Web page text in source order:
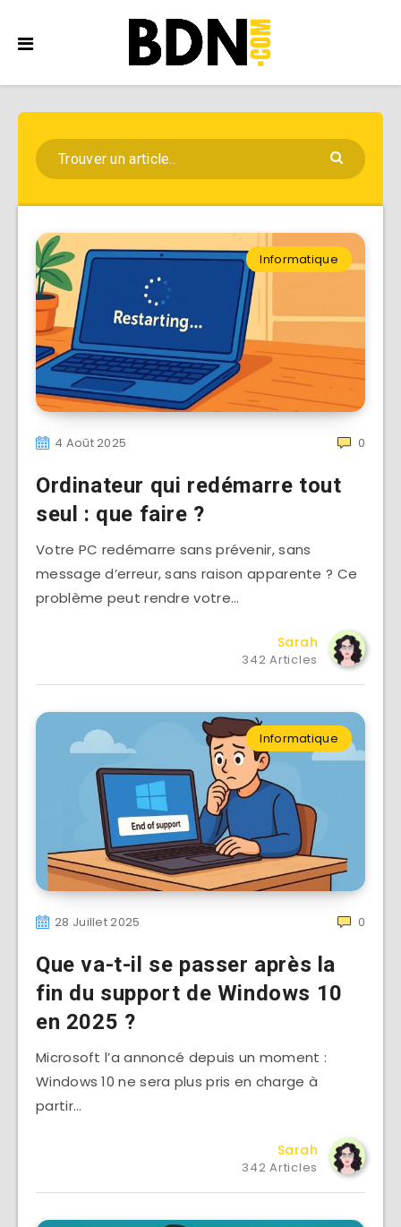
Informatique
4 Août 2025 0
Ordinateur qui redémarre tout
seul : que faire ?
Votre PC redémarre sans prévenir, sans
message d’erreur, sans raison apparente ? Ce
problème peut rendre votre…
Sarah
342 Articles
Informatique
28 Juillet 2025 0
Que va-t-il se passer après la
fin du support de Windows 10
en 2025 ?
Microsoft l’a annoncé depuis un moment :
Windows 10 ne sera plus pris en charge à
partir…
Sarah
342 Articles